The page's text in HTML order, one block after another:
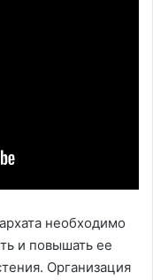
необходимо
и повышать ее
Организация